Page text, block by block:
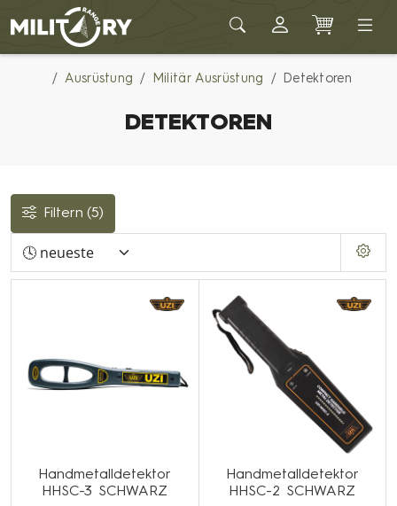
Army shop MILITARY RANGE
Ausrüstung Militär Ausrüstung Detektoren
DETEKTOREN
Filtern (5)
Handmetalldetektor
HHSC-3 SCHWARZ
Handmetalldetektor
HHSC-2 SCHWARZ